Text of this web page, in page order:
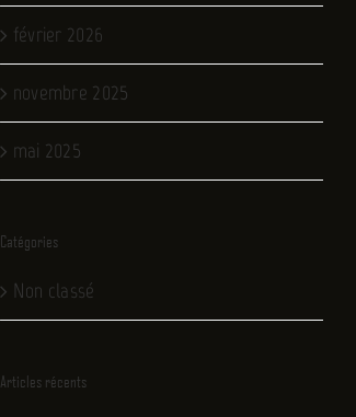
février 2026
novembre 2025
mai 2025
Catégories
Non classé
Articles récents